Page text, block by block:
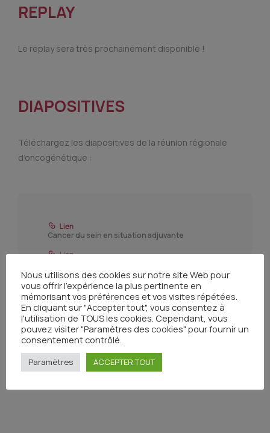
REPLAY
Le replay sera très prochainement disponible !
DIAPOSITIVES
Téléchargez les diapositives de la réunion régionale
d’oncogénétique :
Cancer du sein en situation adjuvante
Cancer du côlon
Cancer de la prostate
parcours et la description oncogénétique
Nous utilisons des cookies sur notre site Web pour
vous offrir l'expérience la plus pertinente en
mémorisant vos préférences et vos visites répétées.
En cliquant sur "Accepter tout", vous consentez à
l'utilisation de TOUS les cookies. Cependant, vous
pouvez visiter "Paramètres des cookies" pour fournir un
consentement contrôlé.
Paramètres ACCEPTER TOUT